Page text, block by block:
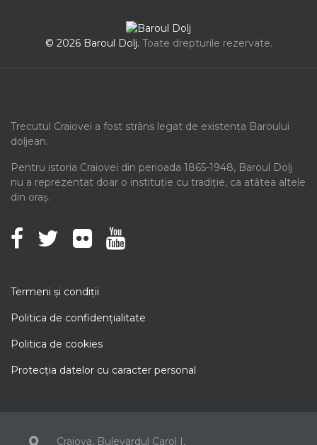
© 2026 Baroul Dolj. Toate drepturile rezervate.
Trecutul Craiovei a fost strâns legat de existența Baroului
doljean.
Pentru istoria Craiovei din perioada 1865-1948, Baroul Dolj
nu a reprezentat doar o instituție cu tradiție, ca atâtea altele
din oraș.
Termeni şi condiţii
Politica de confidenţialitate
Politica de cookies
Protecţia datelor cu caracter personal
Craiova, Bulevardul Carol I,